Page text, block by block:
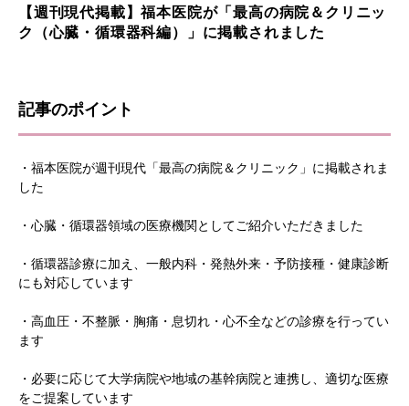
【週刊現代掲載】福本医院が「最高の病院＆クリニッ
ク（心臓・循環器科編）」に掲載されました
記事のポイント
・福本医院が週刊現代「最高の病院＆クリニック」に掲載されま
した
・心臓・循環器領域の医療機関としてご紹介いただきました
・循環器診療に加え、一般内科・発熱外来・予防接種・健康診断
にも対応しています
・高血圧・不整脈・胸痛・息切れ・心不全などの診療を行ってい
ます
・必要に応じて大学病院や地域の基幹病院と連携し、適切な医療
をご提案しています